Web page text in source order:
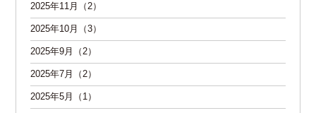
2025年11月（2）
2025年10月（3）
2025年9月（2）
2025年7月（2）
2025年5月（1）